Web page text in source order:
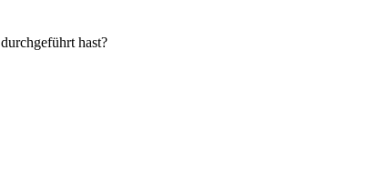
durchgeführt hast?